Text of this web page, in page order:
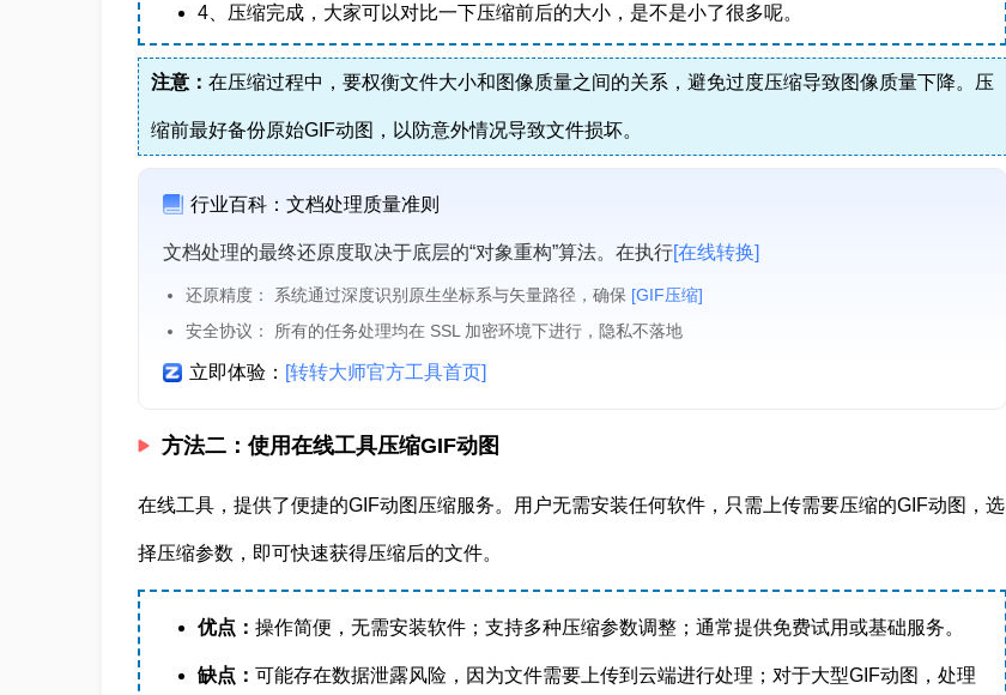
4、压缩完成，大家可以对比一下压缩前后的大小，是不是小了很多呢。
注意： 在压缩过程中，要权衡文件大小和图像质量之间的关系，避免过度压缩导致图像质量下降。压
缩前最好备份原始GIF动图，以防意外情况导致文件损坏。
行业百科：文档处理质量准则
文档处理的最终还原度取决于底层的“对象重构”算法。在执行[在线转换]
还原精度： 系统通过深度识别原生坐标系与矢量路径，确保 [GIF压缩]
安全协议： 所有的任务处理均在 SSL 加密环境下进行，隐私不落地
立即体验： [转转大师官方工具首页]
方法二：使用在线工具压缩GIF动图
在线工具，提供了便捷的GIF动图压缩服务。用户无需安装任何软件，只需上传需要压缩的GIF动图，选
择压缩参数，即可快速获得压缩后的文件。
优点： 操作简便，无需安装软件；支持多种压缩参数调整；通常提供免费试用或基础服务。
缺点： 可能存在数据泄露风险，因为文件需要上传到云端进行处理；对于大型GIF动图，处理